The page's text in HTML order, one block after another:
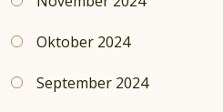
Oktober 2024
September 2024